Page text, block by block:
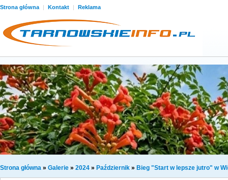
Strona główna | Kontakt | Reklama
Strona główna » Galerie » 2024 » Październik » Bieg "Start w lepsze jutro" w